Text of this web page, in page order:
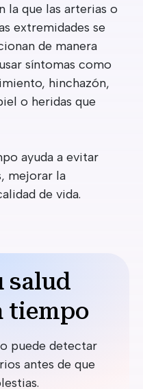
la que las arterias o
extremidades se
de manera
síntomas como
hinchazón,
o heridas que
ayuda a evitar
mejorar la
de vida.
salud
tiempo
puede detectar
antes de que